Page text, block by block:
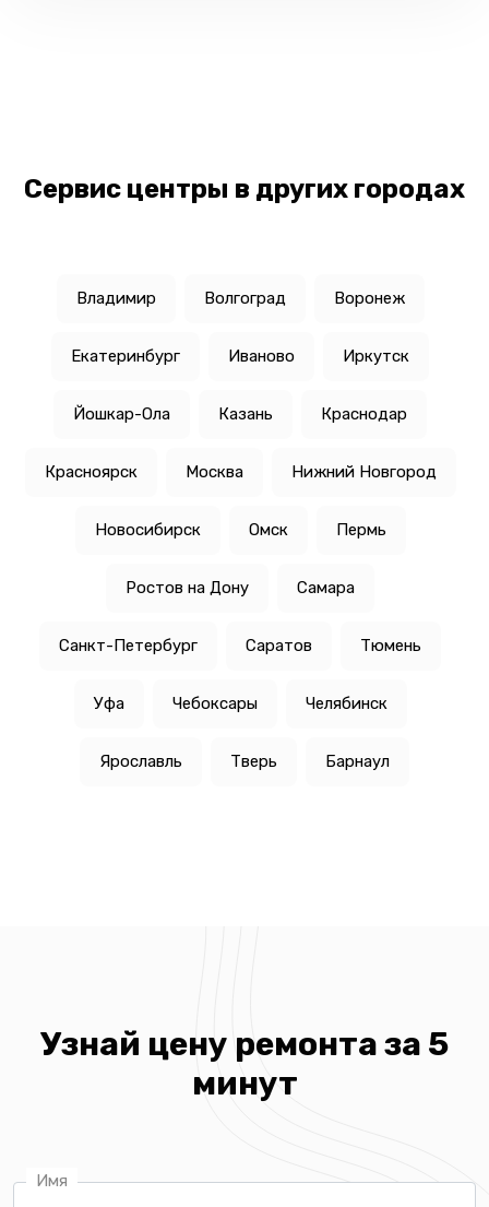
Сервис центры в других городах
Владимир Волгоград Воронеж
Екатеринбург Иваново Иркутск
Йошкар-Ола Казань Краснодар
Красноярск Москва Нижний Новгород
Новосибирск Омск Пермь
Ростов на Дону Самара
Санкт-Петербург Саратов Тюмень
Уфа Чебоксары Челябинск
Ярославль Тверь Барнаул
Узнай цену ремонта за 5
минут
Имя